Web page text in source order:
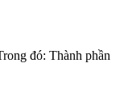
đó: Thành phần